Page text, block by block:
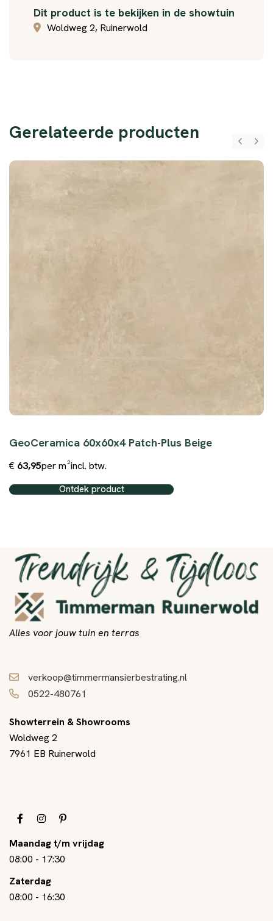
Dit product is te bekijken in de showtuin
Woldweg 2, Ruinerwold
Gerelateerde producten
GeoCeramica 60x60x4 Patch-Plus Beige
€ 63,95per m²incl. btw.
Ontdek product
Alles voor jouw tuin en terras
verkoop@timmermansierbestrating.nl
0522-480761
Showterrein & Showrooms
Woldweg 2
7961 EB Ruinerwold
Maandag t/m vrijdag
08:00 - 17:30
Zaterdag
08:00 - 16:30